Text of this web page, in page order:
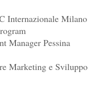
Internazionale Milano
Manager Pessina
Marketing e Sviluppo